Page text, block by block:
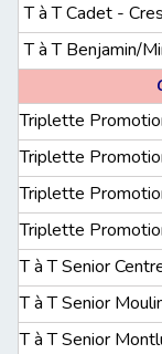
T à T Cadet -
T à T Benjamin/
Triplette
Triplette
Triplette
Triplette
T à T Senior
T à T Senior
T à T Senior